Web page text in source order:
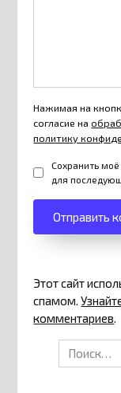
Нажимая на
согласие на
политику
Сохранить
для
Этот сайт
спамом.
комментариев.
Search
for: